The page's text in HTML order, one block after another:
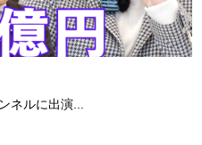
ネルに出演...